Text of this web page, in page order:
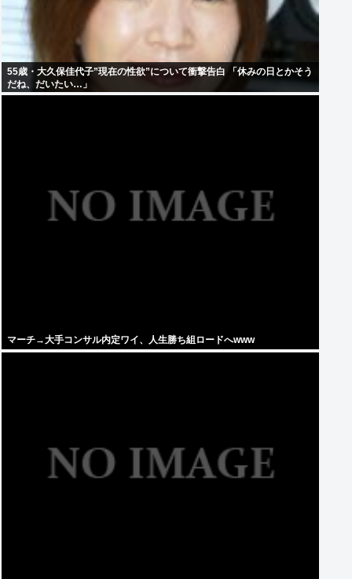
55歳・大久保佳代子”現在の性欲”について衝撃告白 「休みの日とかそう
だね、だいたい…」
マーチ→大手コンサル内定ワイ、人生勝ち組ロードへwww